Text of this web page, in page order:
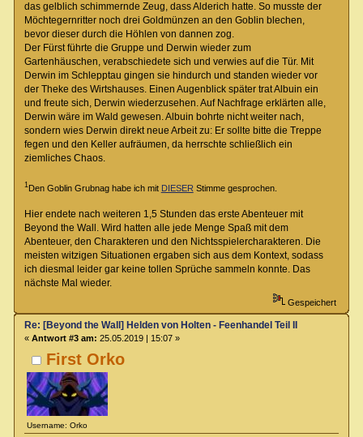
das gelblich schimmernde Zeug, dass Alderich hatte. So musste der
Möchtegernritter noch drei Goldmünzen an den Goblin blechen,
bevor dieser durch die Höhlen von dannen zog.
Der Fürst führte die Gruppe und Derwin wieder zum
Gartenhäuschen, verabschiedete sich und verwies auf die Tür. Mit
Derwin im Schlepptau gingen sie hindurch und standen wieder vor
der Theke des Wirtshauses. Einen Augenblick später trat Albuin ein
und freute sich, Derwin wiederzusehen. Auf Nachfrage erklärten alle,
Derwin wäre im Wald gewesen. Albuin bohrte nicht weiter nach,
sondern wies Derwin direkt neue Arbeit zu: Er sollte bitte die Treppe
fegen und den Keller aufräumen, da herrschte schließlich ein
ziemliches Chaos.
1Den Goblin Grubnag habe ich mit DIESER Stimme gesprochen.
Hier endete nach weiteren 1,5 Stunden das erste Abenteuer mit
Beyond the Wall. Wird hatten alle jede Menge Spaß mit dem
Abenteuer, den Charakteren und den Nichtsspielercharakteren. Die
meisten witzigen Situationen ergaben sich aus dem Kontext, sodass
ich diesmal leider gar keine tollen Sprüche sammeln konnte. Das
nächste Mal wieder.
Gespeichert
First Orko
Username: Orko
Re: [Beyond the Wall] Helden von Holten - Feenhandel Teil II
« Antwort #3 am: 25.05.2019 | 15:07 »